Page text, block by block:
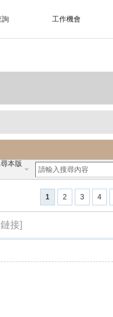
詢 工作機會
本版
1 2 3 4
接]